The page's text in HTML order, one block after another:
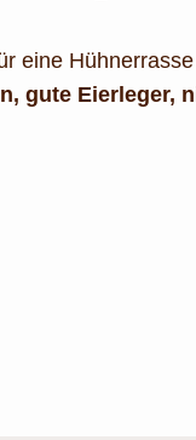
eine
gute Eierleger,